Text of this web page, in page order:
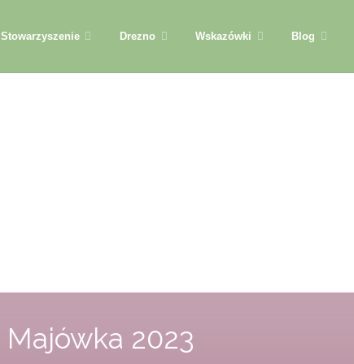
Stowarzyszenie Drezno Wskazówki Blog
Majówka 2023